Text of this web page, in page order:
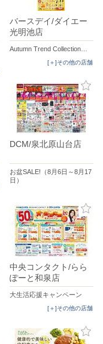
バースデイ/ダイエー
光明池店
Autumn Trend Collection…
[＋]その他の店舗
DCM/泉北原山台店
お盆SALE!（8月6日～8月17
日）
中央コンタクト/らら
ぽーと和泉店
大生活応援キャンペーン
[＋]その他の店舗